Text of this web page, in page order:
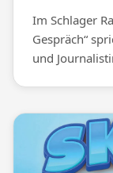
Im Schlager
Gespräch“
und